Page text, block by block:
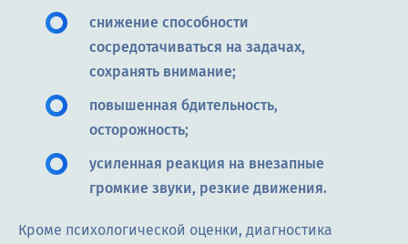
снижение способности
сосредотачиваться на задачах,
сохранять внимание;
повышенная бдительность,
осторожность;
усиленная реакция на внезапные
громкие звуки, резкие движения.
Кроме психологической оценки, диагностика